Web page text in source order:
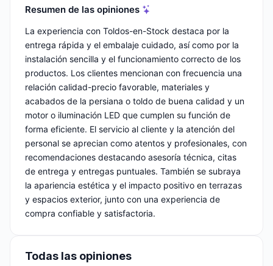
Resumen de las opiniones
La experiencia con Toldos-en-Stock destaca por la
entrega rápida y el embalaje cuidado, así como por la
instalación sencilla y el funcionamiento correcto de los
productos. Los clientes mencionan con frecuencia una
relación calidad-precio favorable, materiales y
acabados de la persiana o toldo de buena calidad y un
motor o iluminación LED que cumplen su función de
forma eficiente. El servicio al cliente y la atención del
personal se aprecian como atentos y profesionales, con
recomendaciones destacando asesoría técnica, citas
de entrega y entregas puntuales. También se subraya
la apariencia estética y el impacto positivo en terrazas
y espacios exterior, junto con una experiencia de
compra confiable y satisfactoria.
Todas las opiniones